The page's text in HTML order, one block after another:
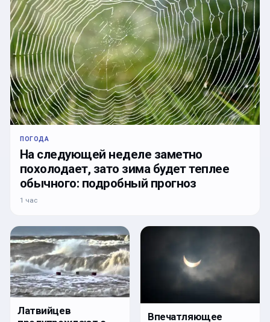
ПОГОДА
На следующей неделе заметно
похолодает, зато зима будет теплее
обычного: подробный прогноз
1 час
Латвийцев
Впечатляющее